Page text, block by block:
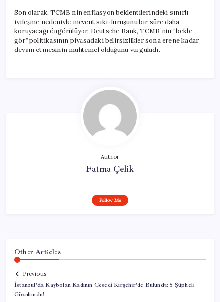
Son olarak, TCMB’nin enflasyon beklentilerindeki sınırlı
iyileşme nedeniyle mevcut sıkı duruşunu bir süre daha
koruyacağı öngörülüyor. Deutsche Bank, TCMB’nin “bekle-
gör” politikasının piyasadaki belirsizlikler sona erene kadar
devam etmesinin muhtemel olduğunu vurguladı.
Author
Fatma Çelik
Follow Me
Other Articles
Previous
İstanbul’da Kaybolan Kadının Cesedi Kırşehir’de Bulundu: 5 Şüpheli
Gözaltında!